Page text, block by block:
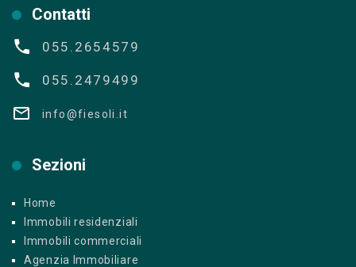
Contatti
055.2654579
055.2479499
info@fiesoli.it
Sezioni
Home
Immobili residenziali
Immobili commerciali
Agenzia Immobiliare